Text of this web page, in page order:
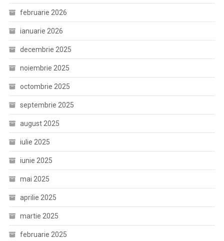
februarie 2026
ianuarie 2026
decembrie 2025
noiembrie 2025
octombrie 2025
septembrie 2025
august 2025
iulie 2025
iunie 2025
mai 2025
aprilie 2025
martie 2025
februarie 2025